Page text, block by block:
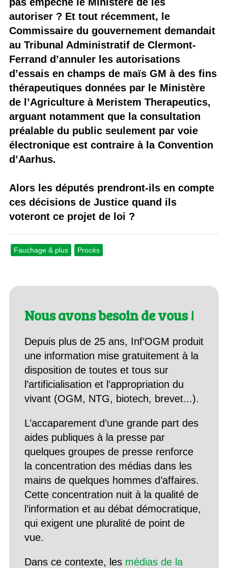
autoriser ? Et tout récemment, le
Commissaire du gouvernement demandait
au Tribunal Administratif de Clermont-
Ferrand d’annuler les autorisations
d’essais en champs de maïs GM à des fins
thérapeutiques données par le Ministère
de l’Agriculture à Meristem Therapeutics,
arguant notamment que la consultation
préalable du public seulement par voie
électronique est contraire à la Convention
d’Aarhus.
Alors les députés prendront-ils en compte
ces décisions de Justice quand ils
voteront ce projet de loi ?
Fauchage & plus Procès
Nous avons besoin de vous !
Depuis plus de 25 ans, Inf’OGM produit
une information mise gratuitement à la
disposition de toutes et tous sur
l’artificialisation et l’appropriation du
vivant (OGM, NTG, biotech, brevet...).
L’accaparement d’une grande part des
aides publiques à la presse par
quelques groupes de presse renforce
la concentration des médias dans les
mains de quelques hommes d’affaires.
Cette concentration nuit à la qualité de
l’information et au débat démocratique,
qui exigent une pluralité de point de
vue.
Dans ce contexte, les médias de la